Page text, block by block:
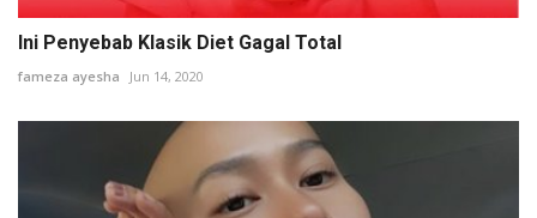
Ini Penyebab Klasik Diet Gagal Total
fameza ayesha Jun 14, 2020